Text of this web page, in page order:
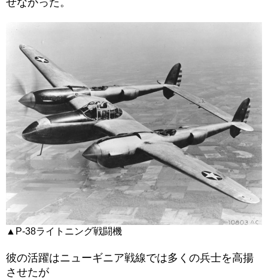
▲P-38ライトニング戦闘機
彼の活躍はニューギニア戦線では多くの兵士を高揚
させたが